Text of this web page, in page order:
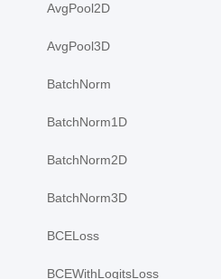
AvgPool2D
AvgPool3D
BatchNorm
BatchNorm1D
BatchNorm2D
BatchNorm3D
BCELoss
BCEWithLogitsLoss